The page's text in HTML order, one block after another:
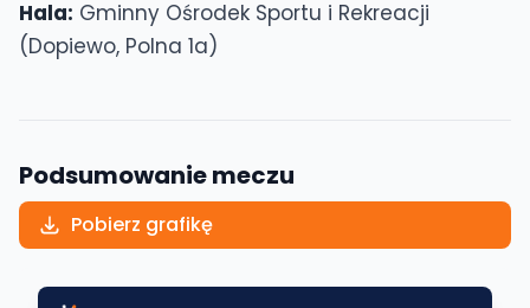
Hala: Gminny Ośrodek Sportu i Rekreacji
(Dopiewo, Polna 1a)
Podsumowanie meczu
Pobierz grafikę